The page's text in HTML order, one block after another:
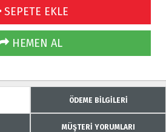
SEPETE EKLE
HEMEN AL
ÖDEME BİLGİLERİ
MÜŞTERİ YORUMLARI